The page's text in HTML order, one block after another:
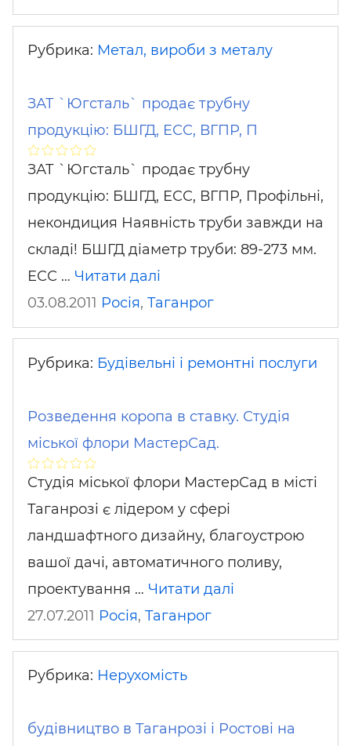
Рубрика: Метал, вироби з металу
ЗАТ `Югсталь` продає трубну
продукцію: БШГД, ЕСС, ВГПР, П
ЗАТ `Югсталь` продає трубну
продукцію: БШГД, ЕСС, ВГПР, Профільні,
некондиция Наявність труби завжди на
складі! БШГД діаметр труби: 89-273 мм.
ЕСС … Читати далі
03.08.2011 Росія, Таганрог
Рубрика: Будівельні і ремонтні послуги
Розведення коропа в ставку. Студія
міської флори МастерСад.
Студія міської флори МастерСад в місті
Таганрозі є лідером у сфері
ландшафтного дизайну, благоустрою
вашої дачі, автоматичного поливу,
проектування … Читати далі
27.07.2011 Росія, Таганрог
Рубрика: Нерухомість
будівництво в Таганрозі і Ростові на